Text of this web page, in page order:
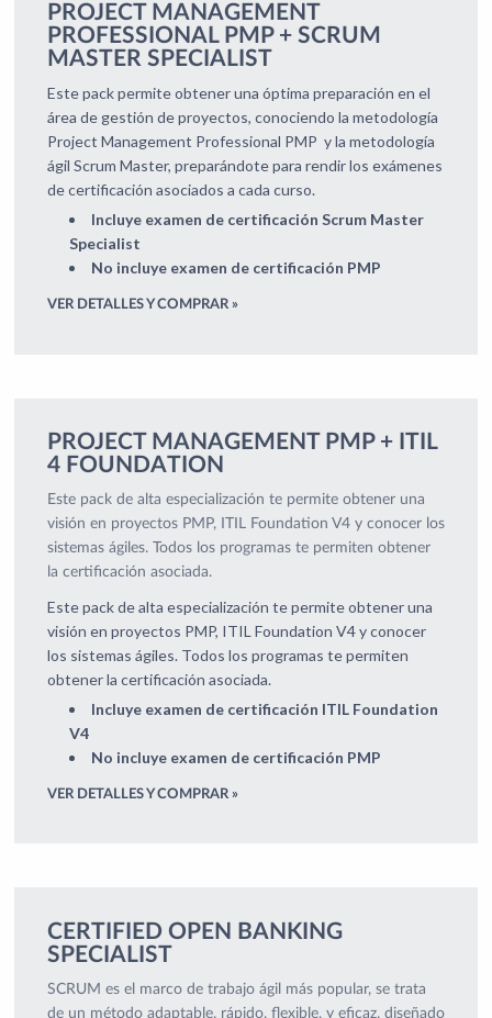
PROJECT MANAGEMENT
PROFESSIONAL PMP + SCRUM
MASTER SPECIALIST
Este pack permite obtener una óptima preparación en el
área de gestión de proyectos, conociendo la metodología
Project Management Professional PMP y la metodología
ágil Scrum Master, preparándote para rendir los exámenes
de certificación asociados a cada curso.
Incluye examen de certificación Scrum Master
Specialist
No incluye examen de certificación PMP
VER DETALLES Y COMPRAR »
PROJECT MANAGEMENT PMP + ITIL
4 FOUNDATION
Este pack de alta especialización te permite obtener una
visión en proyectos PMP, ITIL Foundation V4 y conocer los
sistemas ágiles. Todos los programas te permiten obtener
la certificación asociada.
Este pack de alta especialización te permite obtener una
visión en proyectos PMP, ITIL Foundation V4 y conocer
los sistemas ágiles. Todos los programas te permiten
obtener la certificación asociada.
Incluye examen de certificación ITIL Foundation
V4
No incluye examen de certificación PMP
VER DETALLES Y COMPRAR »
CERTIFIED OPEN BANKING
SPECIALIST
SCRUM es el marco de trabajo ágil más popular, se trata
de un método adaptable, rápido, flexible, y eficaz, diseñado